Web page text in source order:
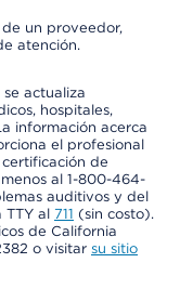
un proveedor,
atención.
actualiza
hospitales,
información acerca
el profesional
de
al 1-800-464-
auditivos y del
TTY al 711 (sin costo).
de California
o visitar su sitio